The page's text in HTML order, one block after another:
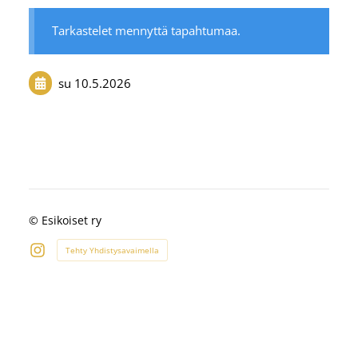
Tarkastelet mennyttä tapahtumaa.
su 10.5.2026
© Esikoiset ry
Instagram
Tehty Yhdistysavaimella